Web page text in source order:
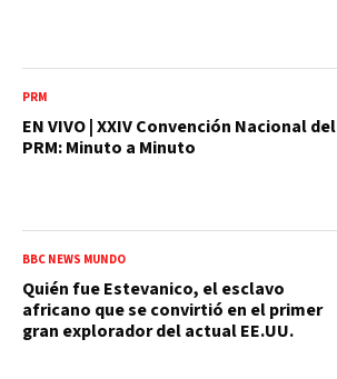
PRM
EN VIVO | XXIV Convención Nacional del
PRM: Minuto a Minuto
BBC NEWS MUNDO
Quién fue Estevanico, el esclavo
africano que se convirtió en el primer
gran explorador del actual EE.UU.